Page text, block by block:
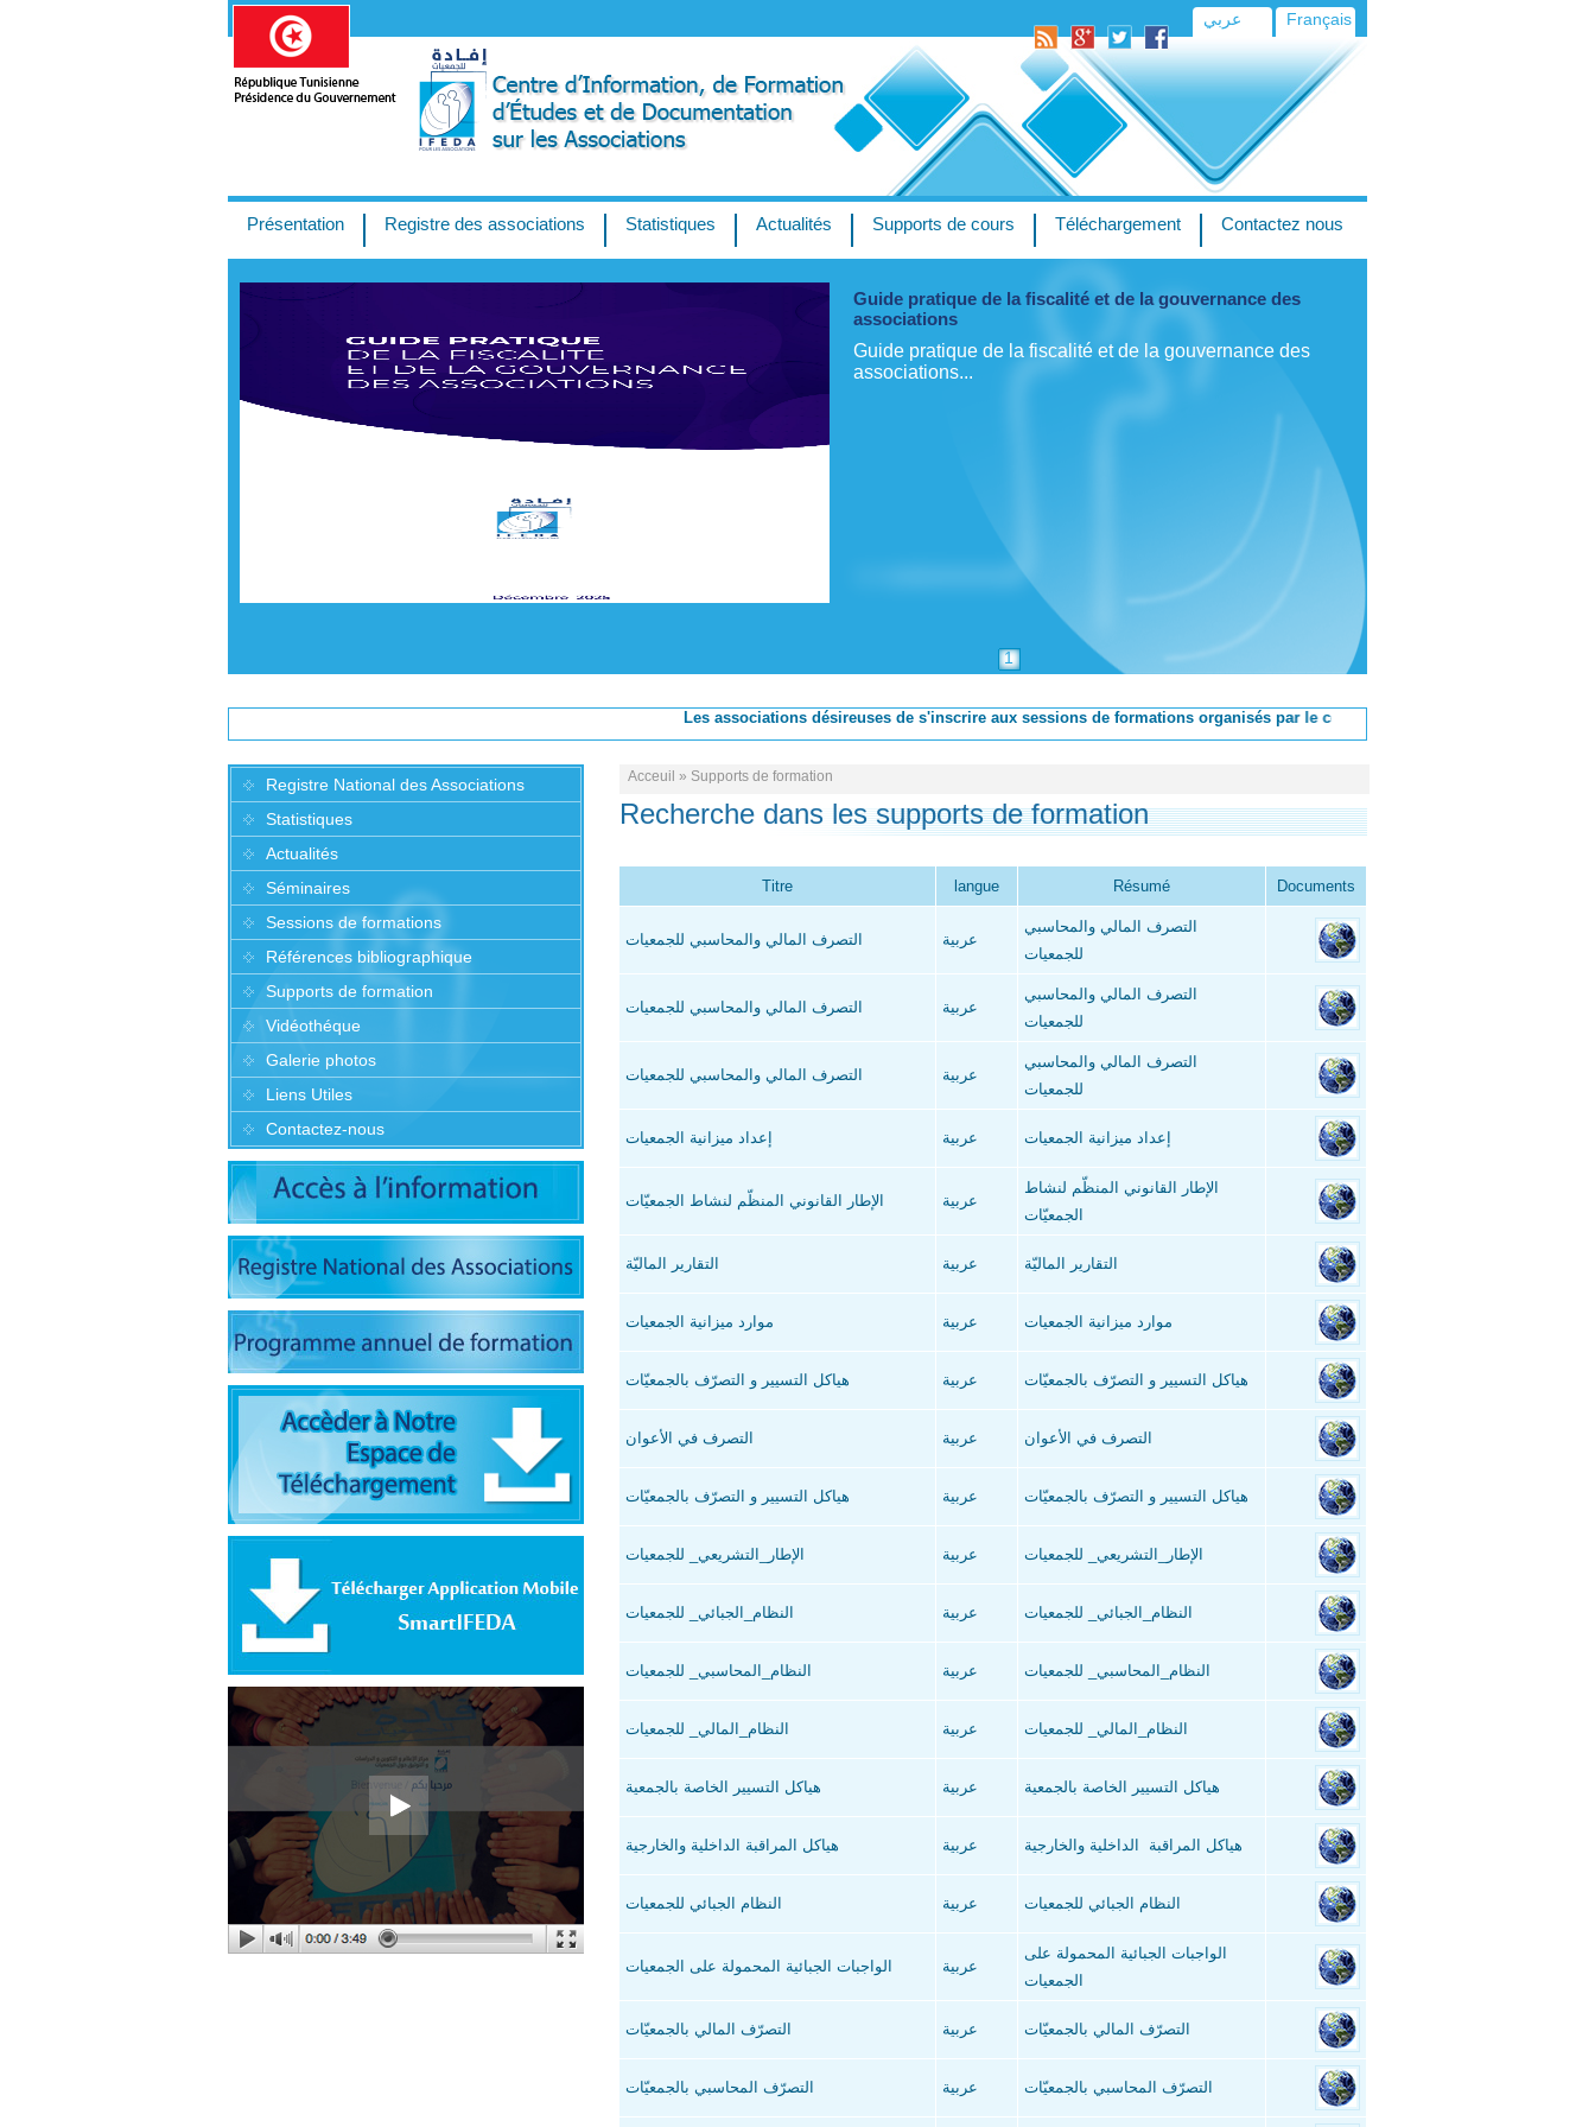
Français عربي
Présentation Registre des associations Statistiques Actualités Supports de cours Téléchargement Contactez nous
Guide pratique de la fiscalité et de la gouvernance des
associations
Guide pratique de la fiscalité et de la gouvernance des
associations...
1
Les associations désireuses de s'inscrire aux sessions de formations organisés par le centre dans son local à Tunis sont priées
Registre National des Associations
Statistiques
Actualités
Séminaires
Sessions de formations
Références bibliographique
Supports de formation
Vidéothéque
Galerie photos
Liens Utiles
Contactez-nous
Acceuil » Supports de formation
Recherche dans les supports de formation
Titre langue Résumé Documents
التصرف المالي والمحاسبي للجمعيات عربية
التصرف المالي والمحاسبي
للجمعيات
التصرف المالي والمحاسبي للجمعيات عربية
التصرف المالي والمحاسبي
للجمعيات
التصرف المالي والمحاسبي للجمعيات عربية
التصرف المالي والمحاسبي
للجمعيات
إعداد ميزانية الجمعيات عربية إعداد ميزانية الجمعيات
الإطار القانوني المنظّم لنشاط الجمعيّات عربية
الإطار القانوني المنظّم لنشاط
الجمعيّات
التقارير الماليّة عربية التقارير الماليّة
موارد ميزانية الجمعيات عربية موارد ميزانية الجمعيات
هياكل التسيير و التصرّف بالجمعيّات عربية هياكل التسيير و التصرّف بالجمعيّات
التصرف في الأعوان عربية التصرف في الأعوان
هياكل التسيير و التصرّف بالجمعيّات عربية هياكل التسيير و التصرّف بالجمعيّات
الإطار_التشريعي_ للجمعيات عربية الإطار_التشريعي_ للجمعيات
النظام_الجبائي_ للجمعيات عربية النظام_الجبائي_ للجمعيات
النظام_المحاسبي_ للجمعيات عربية النظام_المحاسبي_ للجمعيات
النظام_المالي_ للجمعيات عربية النظام_المالي_ للجمعيات
هياكل التسيير الخاصة بالجمعية عربية هياكل التسيير الخاصة بالجمعية
هياكل المراقبة الداخلية والخارجية عربية هياكل المراقبة الداخلية والخارجية
النظام الجبائي للجمعيات عربية النظام الجبائي للجمعيات
الواجبات الجبائية المحمولة على الجمعيات عربية
الواجبات الجبائية المحمولة على
الجمعيات
التصرّف المالي بالجمعيّات عربية التصرّف المالي بالجمعيّات
التصرّف المحاسبي بالجمعيّات عربية التصرّف المحاسبي بالجمعيّات